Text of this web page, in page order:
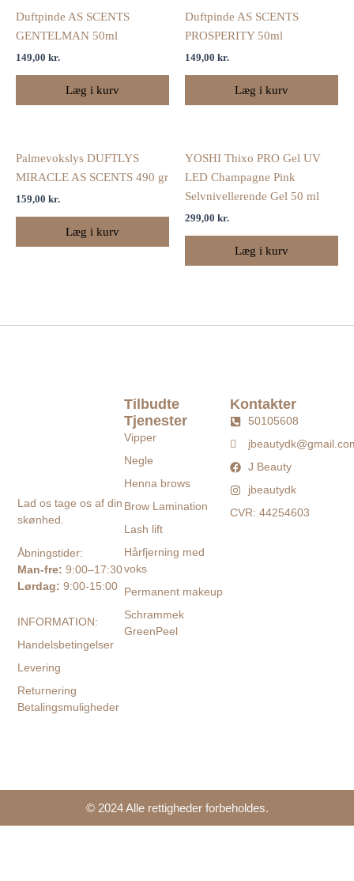
Duftpinde AS SCENTS
GENTELMAN 50ml
149,00 kr.
Læg i kurv
Duftpinde AS SCENTS
PROSPERITY 50ml
149,00 kr.
Læg i kurv
Palmevokslys DUFTLYS
MIRACLE AS SCENTS 490 gr
159,00 kr.
Læg i kurv
YOSHI Thixo PRO Gel UV
LED Champagne Pink
Selvnivellerende Gel 50 ml
299,00 kr.
Læg i kurv
Lad os tage os af din
skønhed.
Åbningstider:
Man-fre:9:00–17:30
Lørdag: 9:00-15:00
INFORMATION:
Handelsbetingelser
Levering
Returnering
Betalingsmuligheder
Tilbudte
Tjenester
Vipper
Negle
Henna brows
Brow Lamination
Lash lift
Hårfjerning med
voks
Permanent makeup
Schrammek
GreenPeel
Kontakter
50105608
J Beauty
jbeautydk
CVR: 44254603
© 2024 Alle rettigheder forbeholdes.